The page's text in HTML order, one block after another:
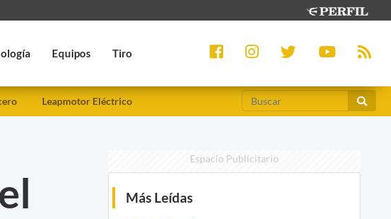
Equipos Tiro
Leapmotor Eléctrico
Espacio Publicitario
Más Leídas